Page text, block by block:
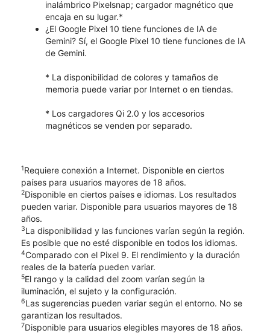
inalámbrico Pixelsnap; cargador magnético que
encaja en su lugar.*
¿El Google Pixel 10 tiene funciones de IA de
Gemini? Sí, el Google Pixel 10 tiene funciones de IA
de Gemini.
* La disponibilidad de colores y tamaños de
memoria puede variar por Internet o en tiendas.
* Los cargadores Qi 2.0 y los accesorios
magnéticos se venden por separado.
1Requiere conexión a Internet. Disponible en ciertos
países para usuarios mayores de 18 años.
2Disponible en ciertos países e idiomas. Los resultados
pueden variar. Disponible para usuarios mayores de 18
años.
3La disponibilidad y las funciones varían según la región.
Es posible que no esté disponible en todos los idiomas.
4Comparado con el Pixel 9. El rendimiento y la duración
reales de la batería pueden variar.
5El rango y la calidad del zoom varían según la
iluminación, el sujeto y la configuración.
6Las sugerencias pueden variar según el entorno. No se
garantizan los resultados.
7Disponible para usuarios elegibles mayores de 18 años.